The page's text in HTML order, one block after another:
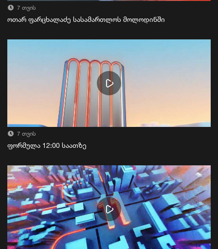
7 თვის
ოთარ ფარცხალაძე სასამართლოს მოლოდინში
7 თვის
ფორმულა 12:00 საათზე